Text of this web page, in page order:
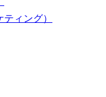
ティング）